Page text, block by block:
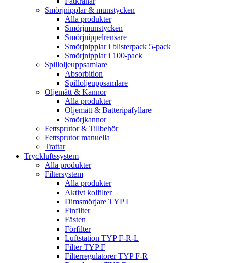
Smörjnipplar & munstycken
Alla produkter
Smörjmunstycken
Smörjnippelrensare
Smörjnipplar i blisterpack 5-pack
Smörjnipplar i 100-pack
Spilloljeuppsamlare
Absorbition
Spilloljeuppsamlare
Oljemått & Kannor
Alla produkter
Oljemått & Batteripåfyllare
Smörjkannor
Fettsprutor & Tillbehör
Fettsprutor manuella
Trattar
Tryckluftssystem
Alla produkter
Filtersystem
Alla produkter
Aktivt kolfilter
Dimsmörjare TYP L
Finfilter
Fästen
Förfilter
Luftstation TYP F-R-L
Filter TYP F
Filterregulatorer TYP F-R